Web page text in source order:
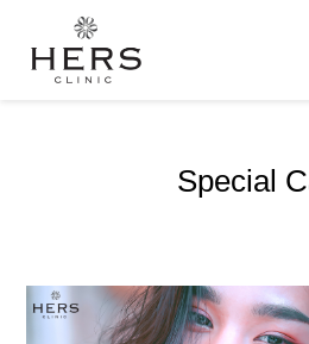
Special